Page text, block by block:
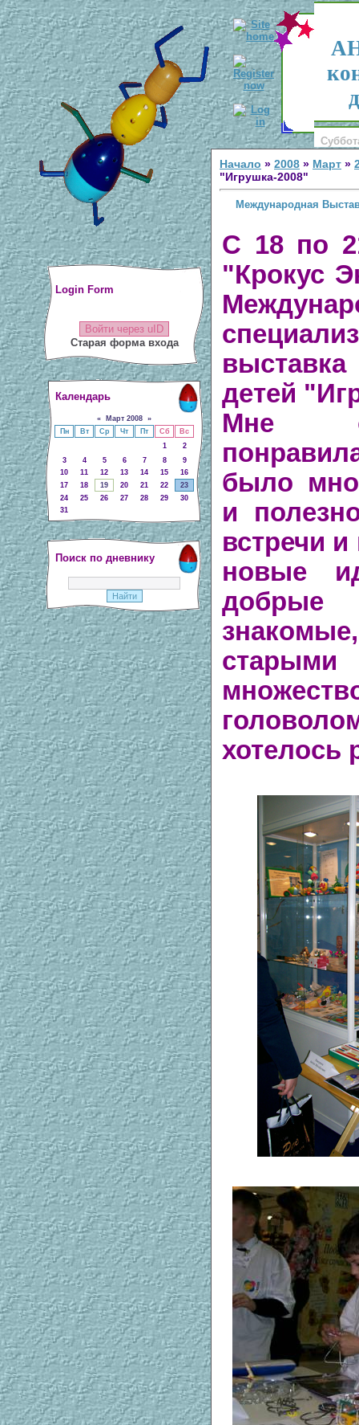
Login Form
Войти через uID
Старая форма входа
Календарь
« Март 2008 »
Пн
Вт Ср Чт Пт Сб
Вс
1
2
3
4 5 6 7 8
9
10
11 12 13 14 15
16
17
18 19 20 21 22
23
24
25 26 27 28 29
30
31
Поиск по дневнику
Начало » 2008 » Март »
"Игрушка-2008"
Международная
С 18 по
"Крокус
детей
Мне
было
и
встречи
новые
хотелось